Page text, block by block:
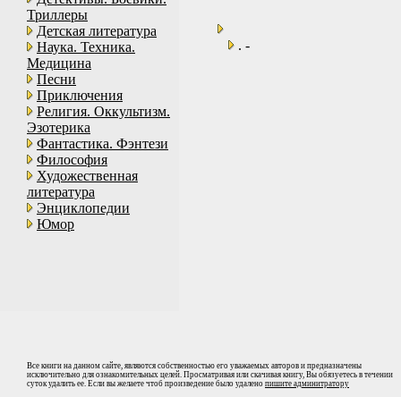
Триллеры
Детская литература
Наука. Техника.
Медицина
Песни
Приключения
Религия. Оккультизм.
Эзотерика
Фантастика. Фэнтези
Философия
Художественная
литература
Энциклопедии
Юмор
. -
Все книги на данном сайте, являются собственностью его уважаемых авторов и предназначены
исключительно для ознакомительных целей. Просматривая или скачивая книгу, Вы обязуетесь в течении
суток удалить ее. Если вы желаете чтоб произведение было удалено пишите админитратору